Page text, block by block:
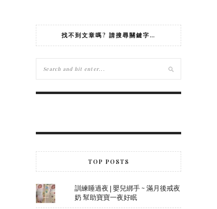
找不到文章嗎? 請搜尋關鍵字…
TOP POSTS
訓練睡過夜 | 嬰兒綁手 ~ 滿月後戒夜
奶 幫助寶寶一夜好眠